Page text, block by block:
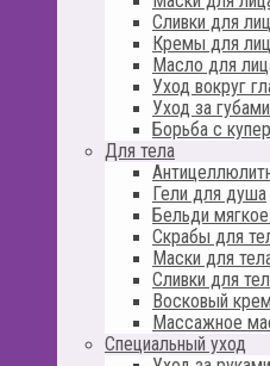
Сливки для
Кремы для
Масло для
Уход вокруг
Уход за губами
Борьба с
Для тела
Гели для душа
Бельди
Скрабы для
Маски для
Сливки для
Восковый
Массажное
Специальный уход